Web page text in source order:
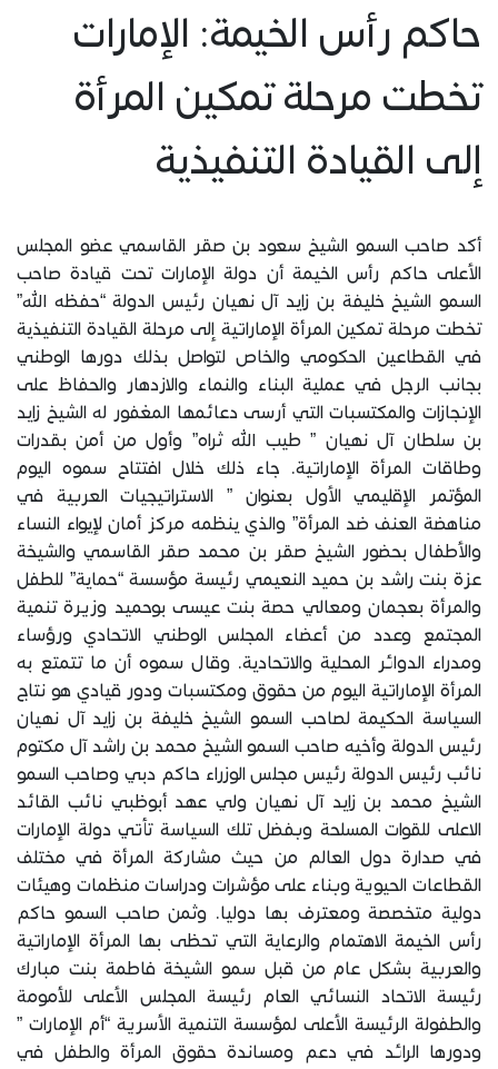
حاكم رأس الخيمة: الإمارات
تخطت مرحلة تمكين المرأة
إلى القيادة التنفيذية
أكد صاحب السمو الشيخ سعود بن صقر القاسمي عضو المجلس
الأعلى حاكم رأس الخيمة أن دولة الإمارات تحت قيادة صاحب
السمو الشيخ خليفة بن زايد آل نهيان رئيس الدولة “حفظه الله”
تخطت مرحلة تمكين المرأة الإماراتية إلى مرحلة القيادة التنفيذية
في القطاعين الحكومي والخاص لتواصل بذلك دورها الوطني
بجانب الرجل في عملية البناء والنماء والازدهار والحفاظ على
الإنجازات والمكتسبات التي أرسى دعائمها المغفور له الشيخ زايد
بن سلطان آل نهيان ” طيب الله ثراه” وأول من أمن بقدرات
وطاقات المرأة الإماراتية. جاء ذلك خلال افتتاح سموه اليوم
المؤتمر الإقليمي الأول بعنوان ” الاستراتيجيات العربية في
مناهضة العنف ضد المرأة” والذي ينظمه مركز أمان لإيواء النساء
والأطفال بحضور الشيخ صقر بن محمد صقر القاسمي والشيخة
عزة بنت راشد بن حميد النعيمي رئيسة مؤسسة “حماية” للطفل
والمرأة بعجمان ومعالي حصة بنت عيسى بوحميد وزيرة تنمية
المجتمع وعدد من أعضاء المجلس الوطني الاتحادي ورؤساء
ومدراء الدوائر المحلية والاتحادية. وقال سموه أن ما تتمتع به
المرأة الإماراتية اليوم من حقوق ومكتسبات ودور قيادي هو نتاج
السياسة الحكيمة لصاحب السمو الشيخ خليفة بن زايد آل نهيان
رئيس الدولة وأخيه صاحب السمو الشيخ محمد بن راشد آل مكتوم
نائب رئيس الدولة رئيس مجلس الوزراء حاكم دبي وصاحب السمو
الشيخ محمد بن زايد آل نهيان ولي عهد أبوظبي نائب القائد
الاعلى للقوات المسلحة وبفضل تلك السياسة تأتي دولة الإمارات
في صدارة دول العالم من حيث مشاركة المرأة في مختلف
القطاعات الحيوية وبناء على مؤشرات ودراسات منظمات وهيئات
دولية متخصصة ومعترف بها دوليا. وثمن صاحب السمو حاكم
رأس الخيمة الاهتمام والرعاية التي تحظى بها المرأة الإماراتية
والعربية بشكل عام من قبل سمو الشيخة فاطمة بنت مبارك
رئيسة الاتحاد النسائي العام رئيسة المجلس الأعلى للأمومة
والطفولة الرئيسة الأعلى لمؤسسة التنمية الأسرية “أم الإمارات ”
ودورها الرائد في دعم ومساندة حقوق المرأة والطفل في